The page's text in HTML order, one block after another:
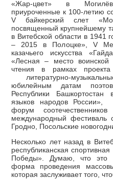
«Жар-цвет» в
приуроченные к 100-летию
V байкерский слет
посвященный крупнейшему
в Витебской области в
– 2015 в Полоцке», V
казачьего искусства
«Лесная – место воинской
чтения в рамках
литературно-
юбилейным датам
Республики
языков народов России»,
форум
международный фестиваль
Гродно, Посольские
Несколько лет назад в
республиканская
Победы». Думаю, что это
форма проведения
которая заслуживает того,